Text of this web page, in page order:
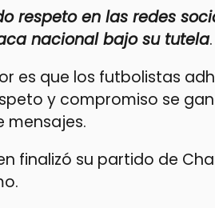
respeto en las redes
nacional bajo su tutela.
es que los futbolistas
y compromiso se
mensajes.
finalizó su partido de